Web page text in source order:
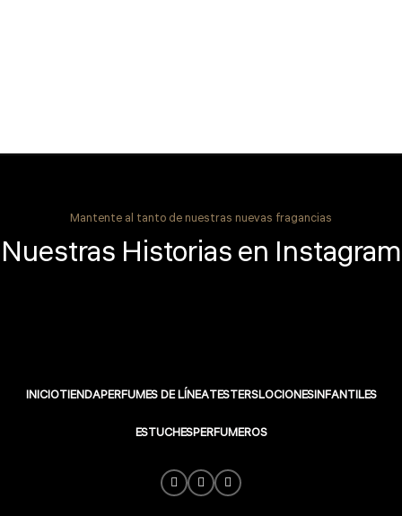
Mantente al tanto de nuestras nuevas fragancias
Nuestras Historias en Instagram
INICIOTIENDAPERFUMES DE LÍNEATESTERSLOCIONESINFANTILES
ESTUCHESPERFUMEROS